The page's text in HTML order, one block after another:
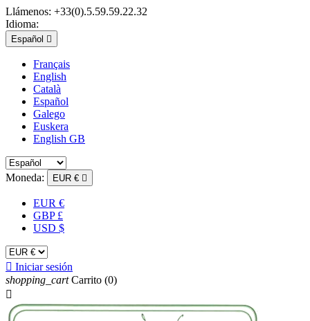
Llámenos: +33(0).5.59.59.22.32
Idioma:
Español 
Français
English
Català
Español
Galego
Euskera
English GB
Moneda: EUR € 
EUR €
GBP £
USD $
 Iniciar sesión
shopping_cart Carrito (0)
